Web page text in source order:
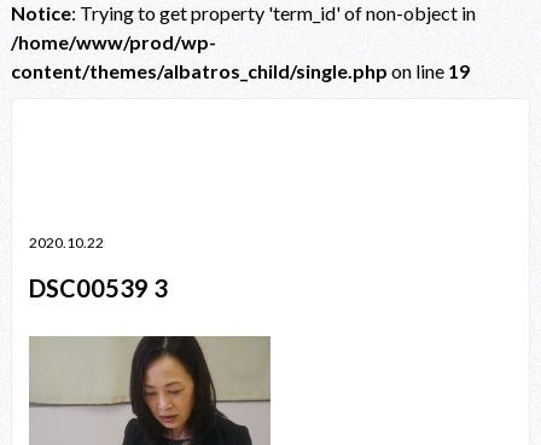
Notice: Trying to get property 'term_id' of non-object in
/home/www/prod/wp-
content/themes/albatros_child/single.php on line 19
2020.10.22
DSC00539 3